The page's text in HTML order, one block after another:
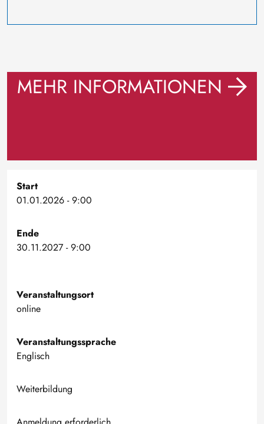
MEHR INFORMATIONEN
Start
01.01.2026 - 9:00
Ende
30.11.2027 - 9:00
Veranstaltungsort
online
Veranstaltungssprache
Englisch
Weiterbildung